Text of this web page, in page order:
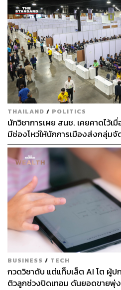
THAILAND / POLITICS
นักวิชาการเผย สนช. เคยคาดไว้เ
มีช่องโหว่ให้นักการเมืองส่งกลุ่ม
ล้านยึดประเทศได้
BUSINESS / TECH
กวดวิชาดับ แต่แท็บเล็ต AI โต ผู้
ติวลูกช่วงปิดเทอม ดันยอดขายพุ่ง